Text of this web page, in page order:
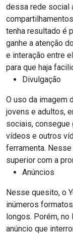
dessa rede social
tenha resultado é
ganhe a atenção
e interação entre
para que haja
Divulgação
O uso da imagem
jovens e adultos,
sociais, consegue
vídeos e outros
ferramenta.
superior com a
Anúncios
Nesse quesito, o
inúmeros
longos. Porém, no
anúncio que